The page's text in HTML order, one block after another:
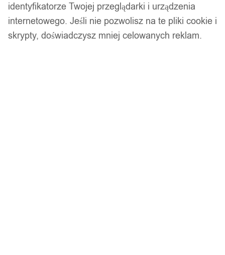
14 dni na zwrot
identyfikatorze Twojej przeglądarki i urządzenia
internetowego. Jeśli nie pozwolisz na te pliki cookie i
skrypty, doświadczysz mniej celowanych reklam.